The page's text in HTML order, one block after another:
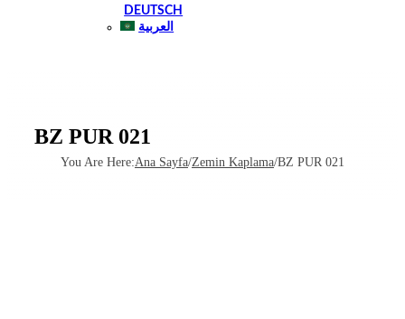
DEUTSCH
العربية
BZ PUR 021
You Are Here:Ana Sayfa/Zemin Kaplama/BZ PUR 021